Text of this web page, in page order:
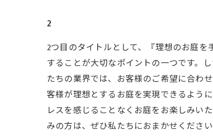
2
2つ目のタイトルとして、『理想のお庭
することが大切なポイントの一つです。
たちの業界では、お客様のご希望に合わ
客様が理想とするお庭を実現できるよう
レスを感じることなくお庭をお楽しみい
みの方は、ぜひ私たちにおまかせくださ